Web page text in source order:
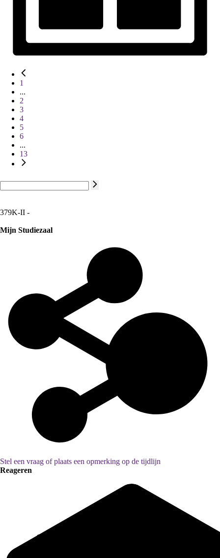
1
...
2
3
4
5
6
...
13
379K-II -
Mijn Studiezaal
Stel een vraag of plaats een opmerking op de tijdlijn
Reageren